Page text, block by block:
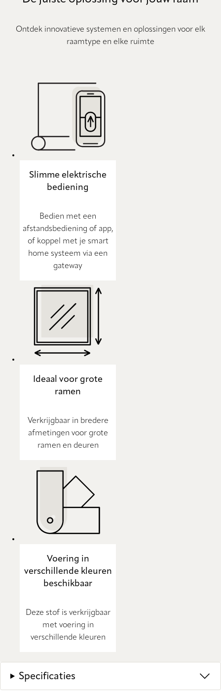
Ontdek innovatieve systemen en oplossingen voor elk
raamtype en elke ruimte
Slimme elektrische
bediening
Bedien met een
afstandsbediening of app,
of koppel met je smart
home systeem via een
gateway
Ideaal voor grote
ramen
Verkrijgbaar in bredere
afmetingen voor grote
ramen en deuren
Voering in
verschillende kleuren
beschikbaar
Deze stof is verkrijgbaar
met voering in
verschillende kleuren
Specificaties